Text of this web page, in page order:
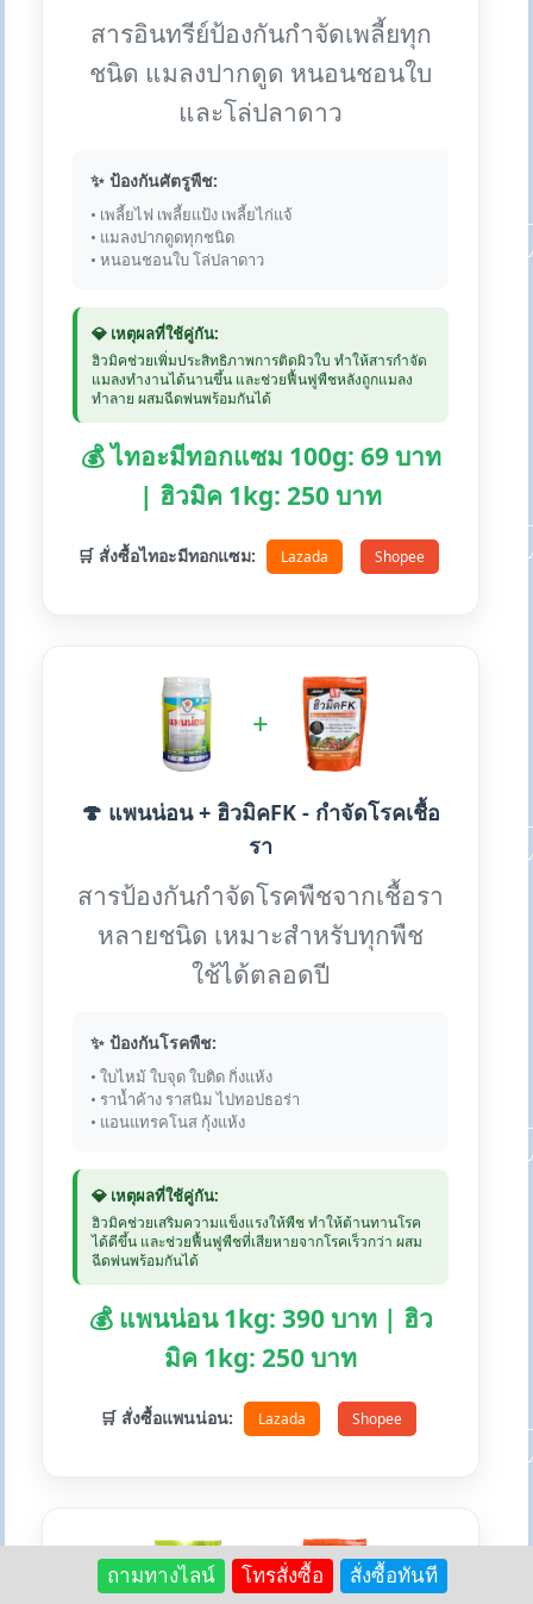
สารอินทรีย์ป้องกันกำจัดเพลี้ยทุก
ชนิด แมลงปากดูด หนอนชอนใบ
และโล่ปลาดาว
✨ ป้องกันศัตรูพืช:
• เพลี้ยไฟ เพลี้ยแป้ง เพลี้ยไก่แจ้
• แมลงปากดูดทุกชนิด
• หนอนชอนใบ โล่ปลาดาว
💎 เหตุผลที่ใช้คู่กัน:
ฮิวมิคช่วยเพิ่มประสิทธิภาพการติดผิวใบ ทำให้สารกำจัด
แมลงทำงานได้นานขึ้น และช่วยฟื้นฟูพืชหลังถูกแมลง
ทำลาย ผสมฉีดพ่นพร้อมกันได้
💰 ไทอะมีทอกแซม 100g: 69 บาท
| ฮิวมิค 1kg: 250 บาท
🛒 สั่งซื้อไทอะมีทอกแซม: Lazada Shopee
+
🍄 แพนน่อน + ฮิวมิคFK - กำจัดโรคเชื้อ
รา
สารป้องกันกำจัดโรคพืชจากเชื้อรา
หลายชนิด เหมาะสำหรับทุกพืช
ใช้ได้ตลอดปี
✨ ป้องกันโรคพืช:
• ใบไหม้ ใบจุด ใบติด กิ่งแห้ง
• ราน้ำค้าง ราสนิม ไปทอปธอร่า
• แอนแทรคโนส กุ้งแห้ง
💎 เหตุผลที่ใช้คู่กัน:
ฮิวมิคช่วยเสริมความแข็งแรงให้พืช ทำให้ต้านทานโรค
ได้ดีขึ้น และช่วยฟื้นฟูพืชที่เสียหายจากโรคเร็วกว่า ผสม
ฉีดพ่นพร้อมกันได้
💰 แพนน่อน 1kg: 390 บาท | ฮิว
มิค 1kg: 250 บาท
🛒 สั่งซื้อแพนน่อน: Lazada Shopee
+
ถามทางไลน์ โทรสั่งซื้อ สั่งซื้อทันที